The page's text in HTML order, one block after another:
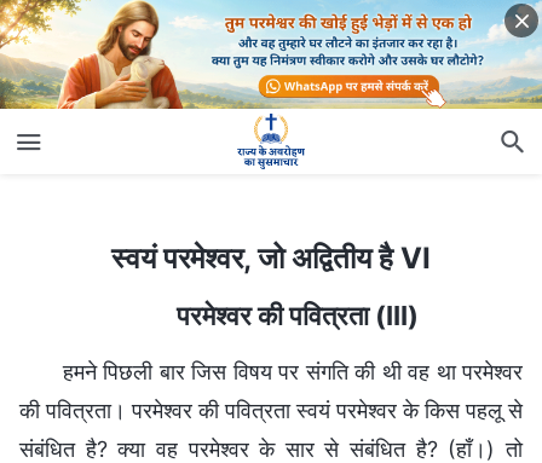
स्वयं परमेश्वर, जो अद्वितीय है VI
परमेश्वर की पवित्रता (III)
हमने पिछली बार जिस विषय पर संगति की थी वह था परमेश्वर
की पवित्रता। परमेश्वर की पवित्रता स्वयं परमेश्वर के किस पहलू से
संबंधित है? क्या वह परमेश्वर के सार से संबंधित है? (हाँ।) तो